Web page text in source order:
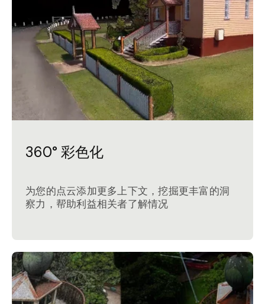
360° 彩色化
为您的点云添加更多上下文，挖掘更丰富的洞
察力，帮助利益相关者了解情况